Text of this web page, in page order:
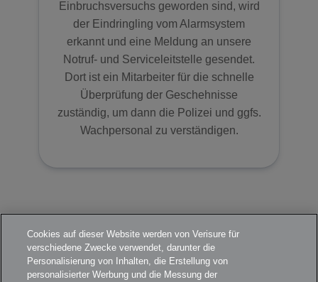
Einbruchsversuchs geworden sind, wird
der Eindringling vom Alarmsystem
erkannt und eine Meldung an unsere
Notruf- und Serviceleitstelle gesendet.
Dort ist ein Mitarbeiter für die schnelle
Überprüfung der Geschehnisse
zuständig, um dann die Polizei und ggfs.
Wachpersonal zu verständigen.
Cookies auf dieser Website werden von Verisure für
verschiedene Zwecke verwendet, darunter die
Personalisierung von Inhalten, die Erstellung von
personalisierter Werbung und die Messung der